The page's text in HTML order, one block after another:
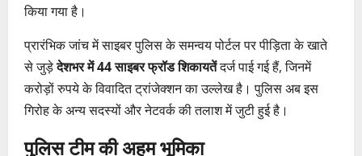
किया गया है।
प्रारंभिक जांच में साइबर पुलिस के समन्वय पोर्टल पर पीड़िता के खाते
से जुड़ेदेशभर में 44 साइबर फ्रॉड शिकायतेंदर्ज पाई गई हैं, जिनमें
करोड़ों रुपये के विवादित ट्रांजेक्शन का उल्लेख है। पुलिस अब इस
गिरोह के अन्य सदस्यों और नेटवर्क की तलाश में जुटी हुई है।
पुलिस टीम की अहम भूमिका